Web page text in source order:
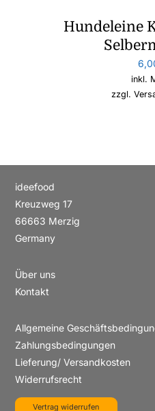
Hundeleine
inkl.
zzgl.
ideefood
Kreuzweg 17
66663 Merzig
Germany
Über uns
Kontakt
Allgemeine
Zahlungsbedingungen
Lieferung/ Versandkosten
Widerrufsrecht
Vertrag widerrufen